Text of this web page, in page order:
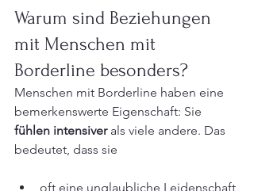
Warum sind Beziehungen
mit Menschen mit
Borderline besonders?
Menschen mit Borderline haben eine
bemerkenswerte Eigenschaft: Sie
fühlen intensiver als viele andere. Das
bedeutet, dass sie
oft eine unglaubliche Leidenschaft